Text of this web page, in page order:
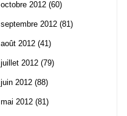
octobre 2012 (60)
septembre 2012 (81)
août 2012 (41)
juillet 2012 (79)
juin 2012 (88)
mai 2012 (81)